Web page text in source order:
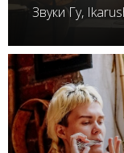
Звуки Гу,